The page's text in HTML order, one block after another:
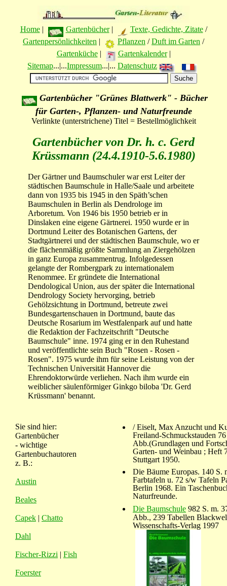
Home| Gartenbücher| Texte, Gedichte, Zitate/
Gartenpersönlichkeiten | Pflanzen /Duft im Garten /
Gartenküche| Gartenkalender|
Sitemap...|...Impressum...|... Datenschutz
Gartenbücher "Grünes Blattwerk" - Bücher
für Garten-, Pflanzen- und Naturfreunde
Verlinkte (unterstrichene) Titel = Bestellmöglichkeit
Gartenbücher von Dr. h. c. Gerd
Krüssmann (24.4.1910-5.6.1980)
Der Gärtner und Baumschuler war erst Leiter der
städtischen Baumschule in Halle/Saale und arbeitete
dann von 1935 bis 1945 in den Späth’schen
Baumschulen in Berlin als Dendrologe im
Arboretum. Von 1946 bis 1950 betrieb er in
Dinslaken eine eigene Gärtnerei. 1950 wurde er in
Dortmund Leiter des Botanischen Gartens, der
Stadtgärtnerei und der städtischen Baumschule, wo er
die flächenmäßig größte Sammlung an Ziergehölzen
in ganz Europa zusammentrug. Infolgedessen
gelangte der Rombergpark zu internationalem
Renommee. Er gründete die International
Dendological Union, aus der später die International
Dendrology Society hervorging, betrieb
Gehölzsichtung in Dortmund, betreute zwei
Bundesgartenschauen in Dortmund, baute das
Deutsche Rosarium im Westfalenpark auf und hatte
die Redaktion der Fachzeitschrift "Deutsche
Baumschule" inne. 1974 ging er in den Ruhestand
und veröffentlichte sein Buch "Rosen - Rosen -
Rosen". 1975 wurde ihm für seine Leistung von der
Technischen Universität Hannover die
Ehrendoktorwürde verliehen. Nach ihm wurde ein
weiblicher säulenförmiger Ginkgo biloba 'Dr. Gerd
Krüssmann' benannt.
Sie sind hier:
Gartenbücher
- wichtige
Gartenbuchautoren
z. B.:
Austin
Beales
Capek | Chatto
Dahl
Fischer-Rizzi | Fish
Foerster
/ Eiselt, Max Anzucht und
Freiland-Schmuckstauden
Abb.(Grundlagen und
Garten- und Weinbau ; Heft
Stuttgart 1950.
Die Bäume Europas. 140 S.
Farbtafeln u. 72 s/w Tafeln
Berlin 1968. Ein
Naturfreunde.
Die Baumschule 982 S. m.
Abb., 239 Tabellen
Wissenschafts-Verlag 1997